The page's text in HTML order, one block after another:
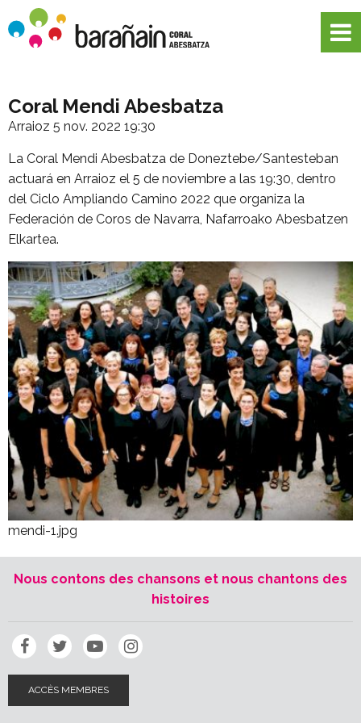
Coral Mendi Abesbatza
Arraioz 5 nov. 2022 19:30
La Coral Mendi Abesbatza de Doneztebe/Santesteban
actuará en Arraioz el 5 de noviembre a las 19:30, dentro
del Ciclo Ampliando Camino 2022 que organiza la
Federación de Coros de Navarra, Nafarroako Abesbatzen
Elkartea.
mendi-1.jpg
Nous contons des chansons et nous chantons des
histoires
ACCÈS MEMBRES